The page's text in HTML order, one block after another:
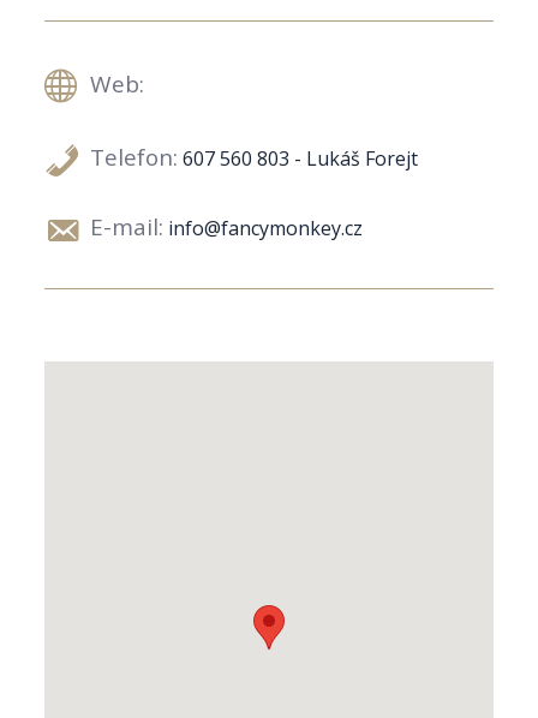
Web:
Telefon: 607 560 803 - Lukáš Forejt
E-mail: info@fancymonkey.cz